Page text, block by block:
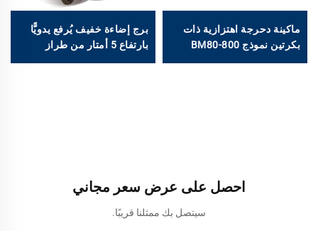
ماكينة دحرجة اهتزازية ذات
بكرتين نموذج BM80-800
كجم
برج إضاءة خفيف يُرفع يدويًّا
بارتفاع 5 أمتار من طراز
SMLV400AB
احصل على عرض سعر مجاني
سيتصل بك ممثلنا قريبًا.